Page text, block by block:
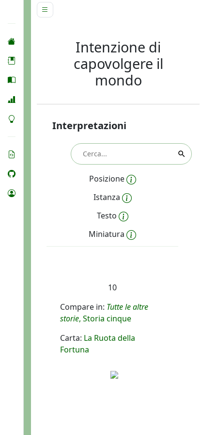
Intenzione di
capovolgere il
mondo
Interpretazioni
Posizione
Istanza
Testo
Miniatura
10
Compare in: Tutte le altre
storie, Storia cinque
Carta: La Ruota della
Fortuna